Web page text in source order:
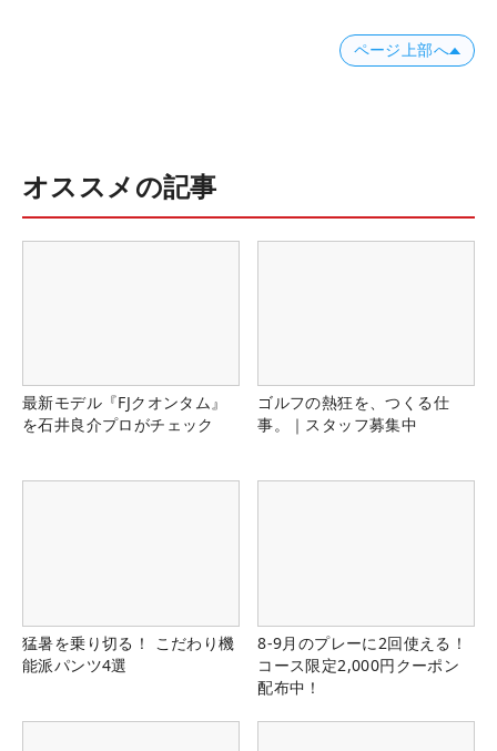
ページ上部へ
オススメの記事
最新モデル『FJクオンタム』
を石井良介プロがチェック
ゴルフの熱狂を、つくる仕
事。｜スタッフ募集中
猛暑を乗り切る！ こだわり機
能派パンツ4選
8-9月のプレーに2回使える！
コース限定2,000円クーポン
配布中！